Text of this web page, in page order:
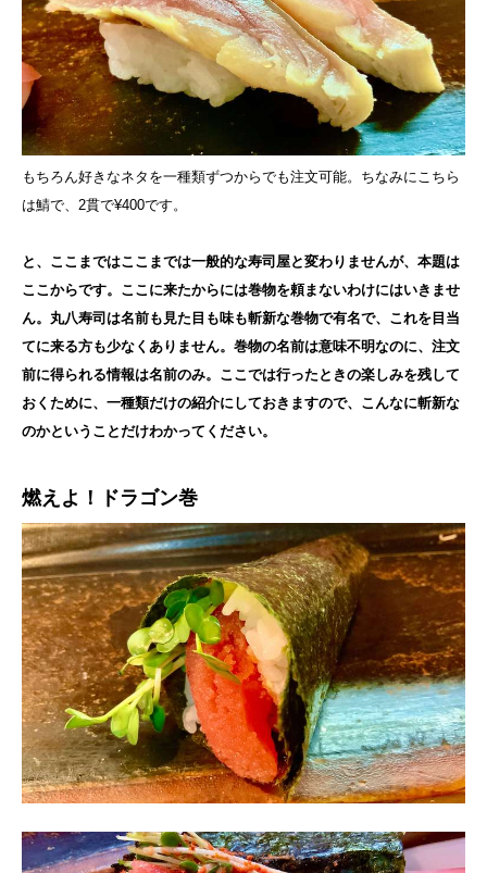
もちろん好きなネタを一種類ずつからでも注文可能。ちなみにこちら
は鯖で、2貫で¥400です。
と、ここまではここまでは一般的な寿司屋と変わりませんが、本題は
ここからです。ここに来たからには巻物を頼まないわけにはいきませ
ん。丸八寿司は名前も見た目も味も斬新な巻物で有名で、これを目当
てに来る方も少なくありません。巻物の名前は意味不明なのに、注文
前に得られる情報は名前のみ。ここでは行ったときの楽しみを残して
おくために、一種類だけの紹介にしておきますので、こんなに斬新な
のかということだけわかってください。
燃えよ！ドラゴン巻